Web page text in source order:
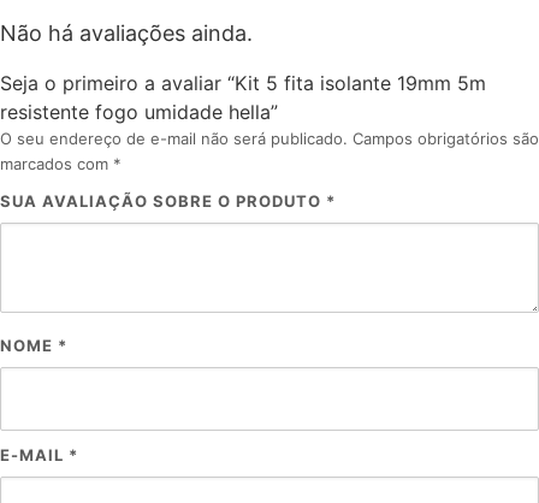
Não há avaliações ainda.
Seja o primeiro a avaliar “Kit 5 fita isolante 19mm 5m
resistente fogo umidade hella”
O seu endereço de e-mail não será publicado. Campos obrigatórios são
marcados com *
SUA AVALIAÇÃO SOBRE O PRODUTO *
NOME *
E-MAIL *